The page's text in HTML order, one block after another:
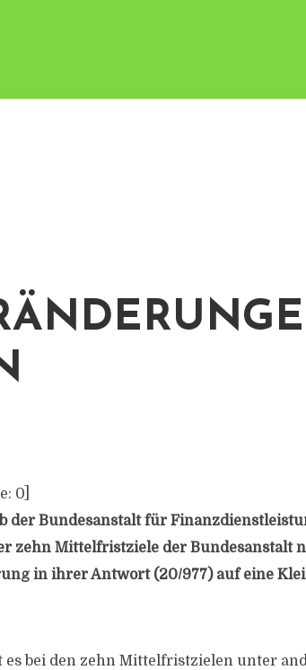
0
Bundesanstalt für
zehn Mittelfristziele der Bundesanstalt
in ihrer Antwort (20/977) auf eine
bei den zehn Mittelfristzielen unter